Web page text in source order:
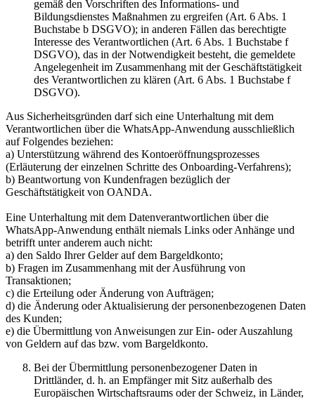
gemäß den Vorschriften des Informations- und
Bildungsdienstes Maßnahmen zu ergreifen (Art. 6 Abs. 1
Buchstabe b DSGVO); in anderen Fällen das berechtigte
Interesse des Verantwortlichen (Art. 6 Abs. 1 Buchstabe f
DSGVO), das in der Notwendigkeit besteht, die gemeldete
Angelegenheit im Zusammenhang mit der Geschäftstätigkeit
des Verantwortlichen zu klären (Art. 6 Abs. 1 Buchstabe f
DSGVO).
Aus Sicherheitsgründen darf sich eine Unterhaltung mit dem
Verantwortlichen über die WhatsApp-Anwendung ausschließlich
auf Folgendes beziehen:
a) Unterstützung während des Kontoeröffnungsprozesses
(Erläuterung der einzelnen Schritte des Onboarding-Verfahrens);
b) Beantwortung von Kundenfragen bezüglich der
Geschäftstätigkeit von OANDA.
Eine Unterhaltung mit dem Datenverantwortlichen über die
WhatsApp-Anwendung enthält niemals Links oder Anhänge und
betrifft unter anderem auch nicht:
a) den Saldo Ihrer Gelder auf dem Bargeldkonto;
b) Fragen im Zusammenhang mit der Ausführung von
Transaktionen;
c) die Erteilung oder Änderung von Aufträgen;
d) die Änderung oder Aktualisierung der personenbezogenen Daten
des Kunden;
e) die Übermittlung von Anweisungen zur Ein- oder Auszahlung
von Geldern auf das bzw. vom Bargeldkonto.
Bei der Übermittlung personenbezogener Daten in
Drittländer, d. h. an Empfänger mit Sitz außerhalb des
Europäischen Wirtschaftsraums oder der Schweiz, in Länder,